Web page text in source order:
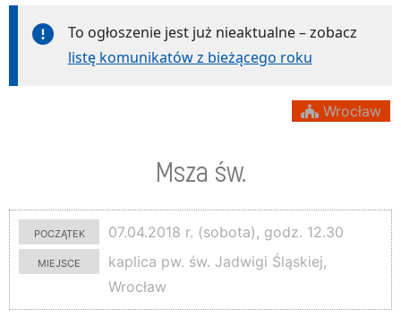
To ogłoszenie jest już nieaktualne – zobacz
listę komunikatów z bieżącego roku
Wrocław
Msza św.
początek
07.04.2018 r. (sobota), godz. 12.30
miejsce
kaplica pw. św. Jadwigi Śląskiej,
Wrocław